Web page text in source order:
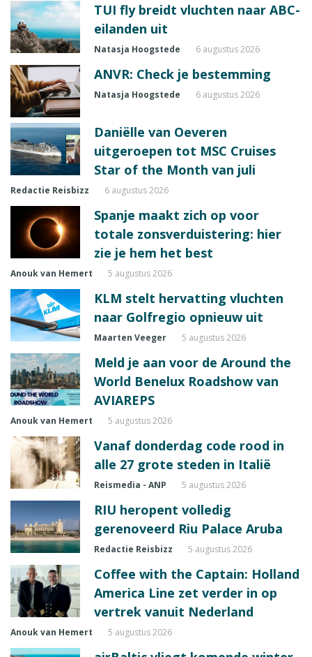
TUI fly breidt vluchten naar ABC-
eilanden uit
Natasja Hoogstede 6 augustus 2026
ANVR: Check je bestemming
Natasja Hoogstede 6 augustus 2026
Daniëlle van Oeveren
uitgeroepen tot MSC Cruises
Star of the Month van juli
Redactie Reisbizz 6 augustus 2026
Spanje maakt zich op voor
totale zonsverduistering: hier
zie je hem het best
Anouk van Hemert 5 augustus 2026
KLM stelt hervatting vluchten
naar Golfregio opnieuw uit
Maarten Veeger 5 augustus 2026
Meld je aan voor de Around the
World Benelux Roadshow van
AVIAREPS
Anouk van Hemert 5 augustus 2026
Vanaf donderdag code rood in
alle 27 grote steden in Italië
Reismedia - ANP 5 augustus 2026
RIU heropent volledig
gerenoveerd Riu Palace Aruba
Redactie Reisbizz 5 augustus 2026
Coffee with the Captain: Holland
America Line zet verder in op
vertrek vanuit Nederland
Anouk van Hemert 5 augustus 2026